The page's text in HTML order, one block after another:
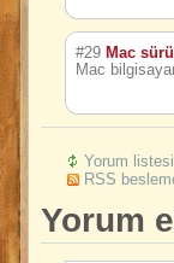
#29 Mac
Mac
Yorum
RSS
Yorum